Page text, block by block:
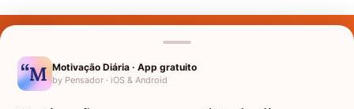
Nomes pelo Mundo
Motivação Diária · App gratuito
by Pensador · iOS & Android